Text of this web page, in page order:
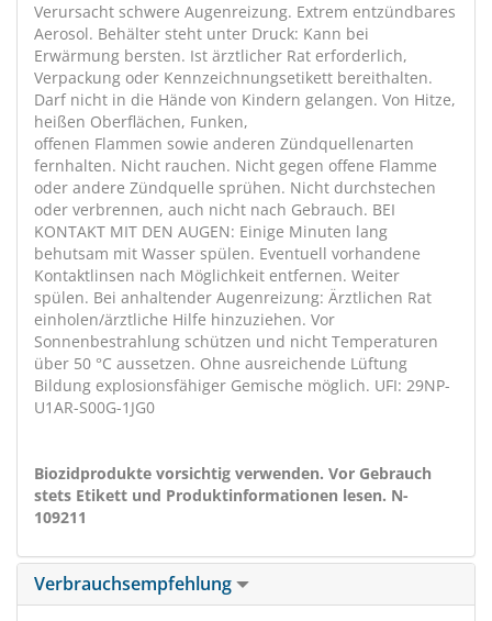
Verursacht schwere Augenreizung. Extrem entzündbares
Aerosol. Behälter steht unter Druck: Kann bei
Erwärmung bersten. Ist ärztlicher Rat erforderlich,
Verpackung oder Kennzeichnungsetikett bereithalten.
Darf nicht in die Hände von Kindern gelangen. Von Hitze,
heißen Oberflächen, Funken,
offenen Flammen sowie anderen Zündquellenarten
fernhalten. Nicht rauchen. Nicht gegen offene Flamme
oder andere Zündquelle sprühen. Nicht durchstechen
oder verbrennen, auch nicht nach Gebrauch. BEI
KONTAKT MIT DEN AUGEN: Einige Minuten lang
behutsam mit Wasser spülen. Eventuell vorhandene
Kontaktlinsen nach Möglichkeit entfernen. Weiter
spülen. Bei anhaltender Augenreizung: Ärztlichen Rat
einholen/ärztliche Hilfe hinzuziehen. Vor
Sonnenbestrahlung schützen und nicht Temperaturen
über 50 °C aussetzen. Ohne ausreichende Lüftung
Bildung explosionsfähiger Gemische möglich. UFI: 29NP-
U1AR-S00G-1JG0
Biozidprodukte vorsichtig verwenden. Vor Gebrauch
stets Etikett und Produktinformationen lesen. N-
109211
Verbrauchsempfehlung